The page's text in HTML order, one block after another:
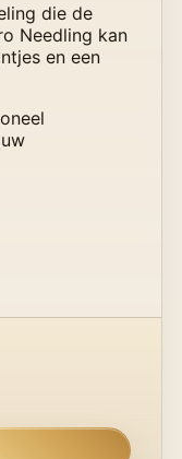
die de
Needling kan
en een